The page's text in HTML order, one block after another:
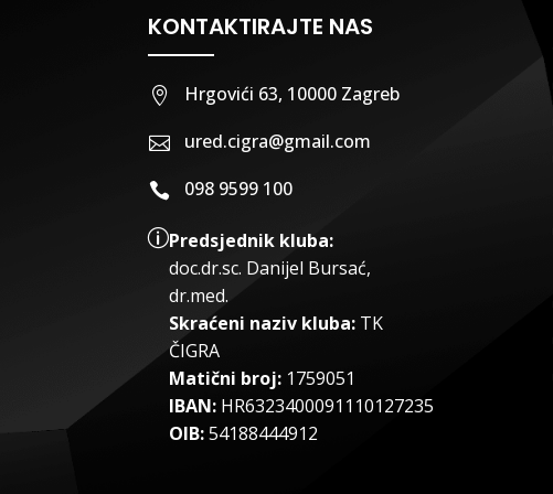
KONTAKTIRAJTE NAS
 Hrgovići 63, 10000 Zagreb
 ured.cigra@gmail.com
 098 9599 100
pPredsjednik kluba:
doc.dr.sc. Danijel Bursać,
dr.med.
Skraćeni naziv kluba: TK
ČIGRA
Matični broj: 1759051
IBAN: HR6323400091110127235
OIB:54188444912